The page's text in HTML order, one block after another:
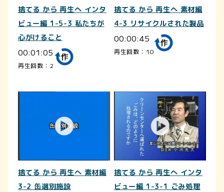
捨てる から 再生へ インタ
ビュー編 1-5-3 私たちが
心がけること
00:01:05
再生回数：2
捨てる から 再生へ 素材編
4-3 リサイクルされた製品
00:00:45
再生回数：10
捨てる から 再生へ 素材編
3-2 缶選別施設
捨てる から 再生へ インタ
ビュー編 1-3-1 ごみ処理